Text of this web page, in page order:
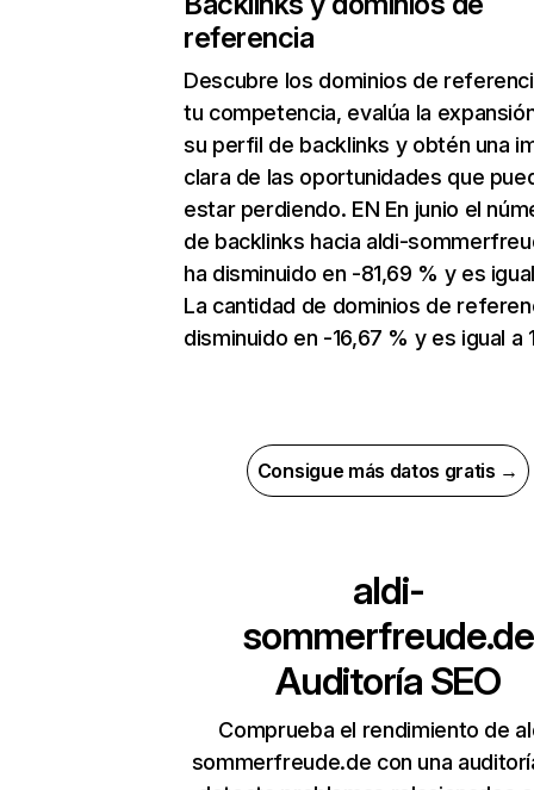
referencia
Descubre los dominios de
tu competencia, evalúa la
su perfil de backlinks y obtén una
clara de las oportunidades que
estar perdiendo. EN En junio el
de backlinks hacia aldi-
ha disminuido en -81,69 % y es
La cantidad de dominios de
disminuido en -16,67 % y es igual a
Consigue más datos gratis →
aldi-
sommerfreude.de
Auditoría SEO
Comprueba el rendimiento de
sommerfreude.de con una